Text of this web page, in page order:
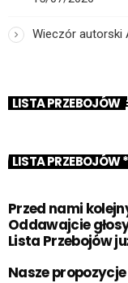
Wieczór autorski
LISTA PRZEBOJÓW
LISTA
Przed nami
Oddawajcie
Lista Przebojów
Nasze